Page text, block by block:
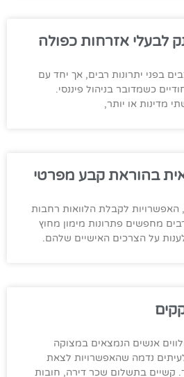
לבעלי אזרחות כפולה
בפני יתרונות רבים, אך יחד עם
כשמדובר בניהול פיננסי.
מדינות או יותר,
בהוראת קבע מפרטי
האפשרויות לקבלת הלוואות רחבות
מחפשים פתרונות מימון מחוץ
על הצרכים האישיים שלהם.
אנשים הנמצאים במצוקה
נדמה שהאפשרויות לצאת
קשיים בתשלום שכר דירה, חובות